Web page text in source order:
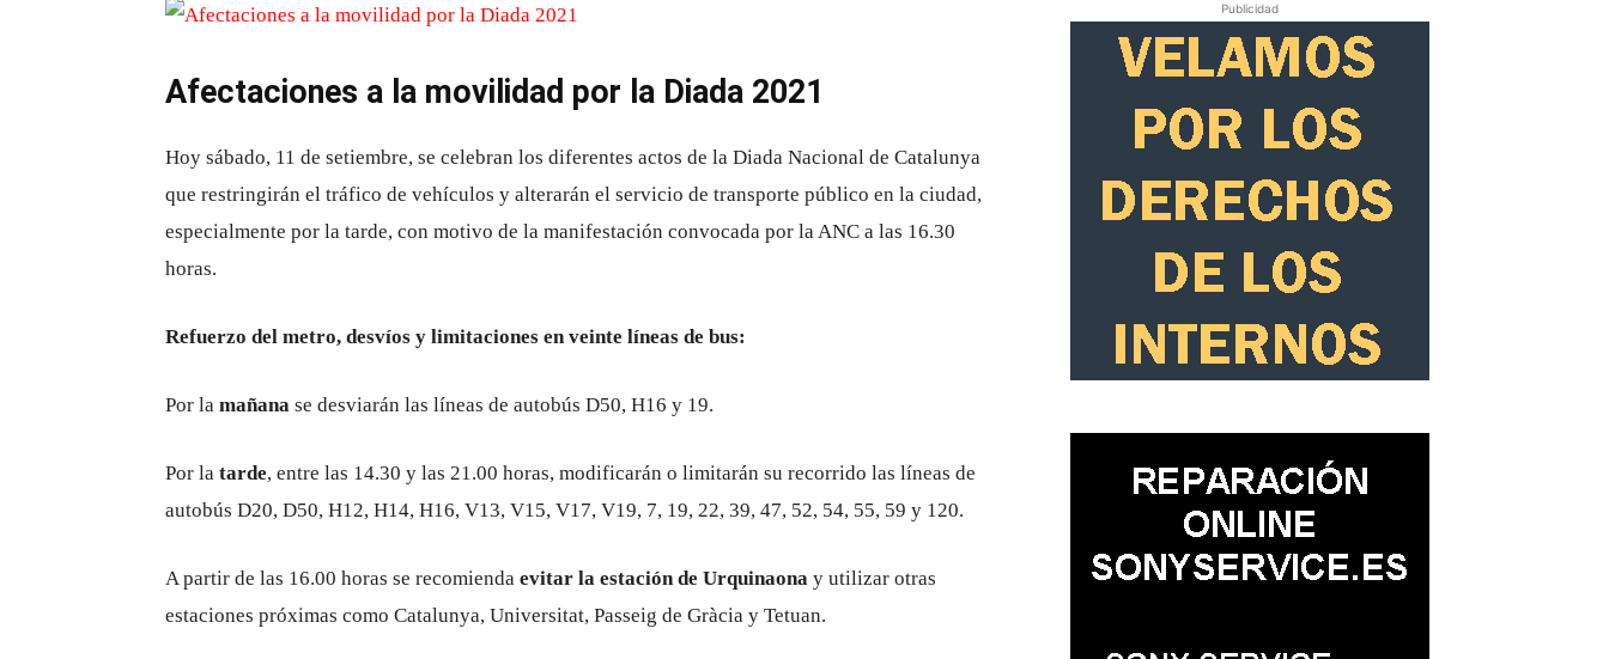
Afectaciones a la movilidad por la Diada 2021
Hoy sábado, 11 de setiembre, se celebran los diferentes actos de la Diada Nacional de Catalunya
que restringirán el tráfico de vehículos y alterarán el servicio de transporte público en la ciudad,
especialmente por la tarde, con motivo de la manifestación convocada por la ANC a las 16.30
horas.
Refuerzo del metro, desvíos y limitaciones en veinte líneas de bus:
Por la mañana se desviarán las líneas de autobús D50, H16 y 19.
Por la tarde, entre las 14.30 y las 21.00 horas, modificarán o limitarán su recorrido las líneas de
autobús D20, D50, H12, H14, H16, V13, V15, V17, V19, 7, 19, 22, 39, 47, 52, 54, 55, 59 y 120.
A partir de las 16.00 horas se recomienda evitar la estación de Urquinaona y utilizar otras
estaciones próximas como Catalunya, Universitat, Passeig de Gràcia y Tetuan.
Publicidad